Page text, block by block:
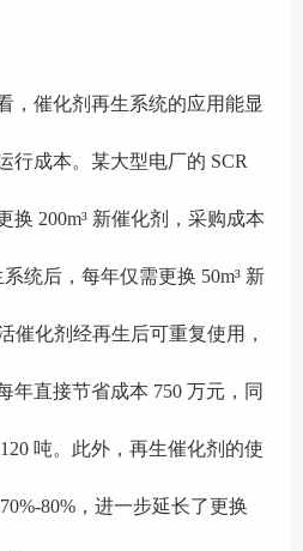
，催化剂再生系统的应用能显
行成本。某大型电厂的 SCR
换 200m³ 新催化剂，采购成本
统后，每年仅需更换 50m³ 新
催化剂经再生后可重复使用，
年直接节省成本 750 万元，同
吨。此外，再生催化剂的使
80%，进一步延长了更换